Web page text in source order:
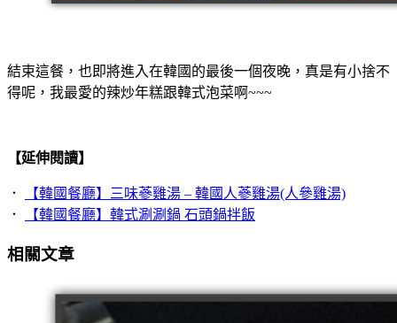
結束這餐，也即將進入在韓國的最後一個夜晚，真是有小捨不
得呢，我最愛的辣炒年糕跟韓式泡菜啊~~~
【延伸閱讀】
．
【韓國餐廳】三味蔘雞湯 – 韓國人蔘雞湯(人參雞湯)
．
【韓國餐廳】韓式涮涮鍋 石頭鍋拌飯
相關文章